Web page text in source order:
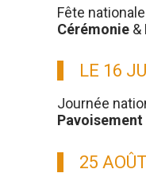
Fête nationale
Cérémonie &
LE 16
Journée
Pavoisement
25 AOÛT